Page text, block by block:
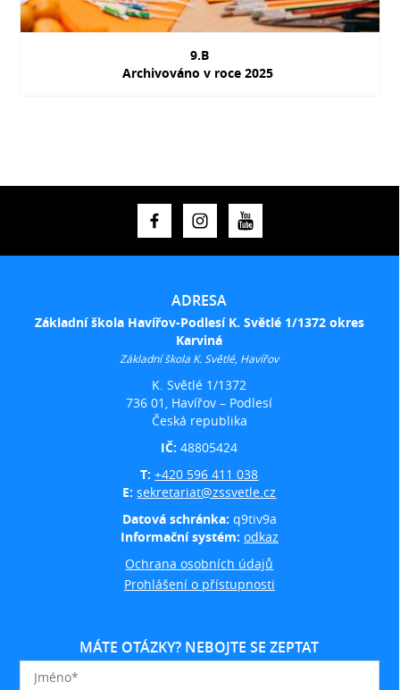
9.B
Archivováno v roce 2025
ADRESA
Základní škola Havířov-Podlesí K. Světlé 1/1372 okres
Karviná
Základní škola K. Světlé, Havířov
K. Světlé 1/1372
736 01, Havířov – Podlesí
Česká republika
IČ:48805424
T:+420 596 411 038
E:sekretariat@zssvetle.cz
Datová schránka: q9tiv9a
Informační systém: odkaz
Ochrana osobních údajů
Prohlášení o přístupnosti
MÁTE OTÁZKY? NEBOJTE SE ZEPTAT